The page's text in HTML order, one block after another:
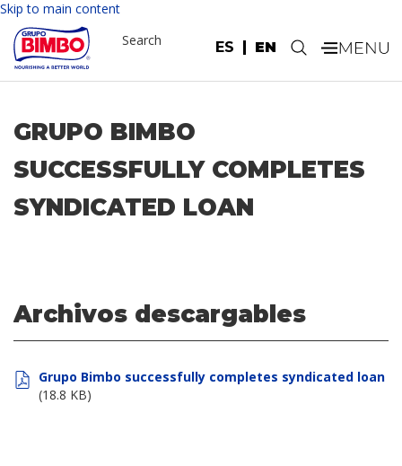
Skip to main content
ES EN
Search .
GRUPO BIMBO
SUCCESSFULLY COMPLETES
SYNDICATED LOAN
Archivos descargables
Grupo Bimbo successfully completes syndicated loan
(18.8 KB)